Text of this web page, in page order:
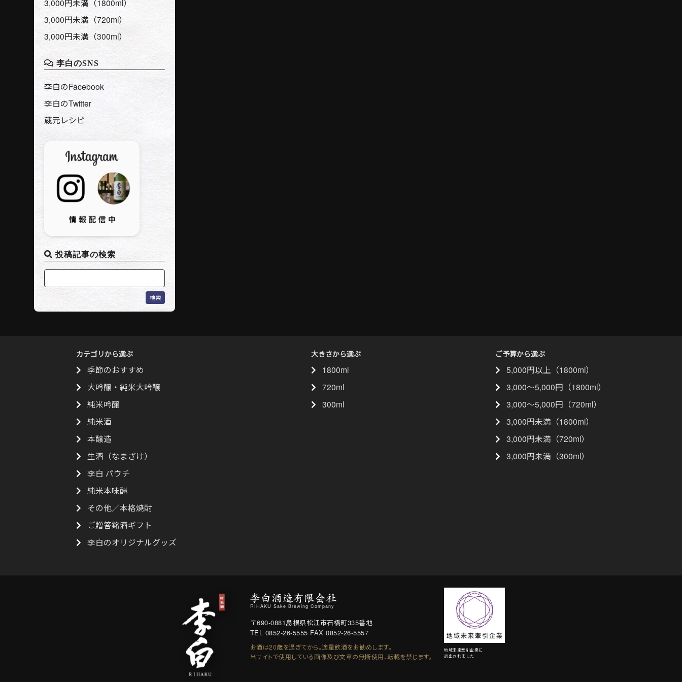
3,000円未満（1800ml）
3,000円未満（720ml）
3,000円未満（300ml）
李白のSNS
李白のFacebook
李白のTwitter
蔵元レシピ
投稿記事の検索
カテゴリから選ぶ
季節のおすすめ
大吟醸・純米大吟醸
純米吟醸
純米酒
本醸造
生酒（なまざけ）
李白 パウチ
純米本味醂
その他／本格焼酎
ご贈答銘酒ギフト
李白のオリジナルグッズ
大きさから選ぶ
1800ml
720ml
300ml
ご予算から選ぶ
5,000円以上（1800ml）
3,000〜5,000円（1800ml）
3,000〜5,000円（720ml）
3,000円未満（1800ml）
3,000円未満（720ml）
3,000円未満（300ml）
RIHAKU Sake Brewing Company
〒690-0881島根県松江市石橋町335番地
TEL 0852-26-5555 FAX 0852-26-5557
お酒は20歳を過ぎてから。適量飲酒をお勧めします。
当サイトで使用している画像及び文章の無断使用、転載を禁じます。
地域未来牽引企業に
選出されました